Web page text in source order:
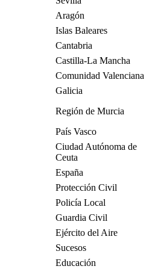
Aragón
Islas Baleares
Cantabria
Castilla-La Mancha
Comunidad Valenciana
Galicia
Región de Murcia
País Vasco
Ciudad Autónoma de
Ceuta
España
Protección Civil
Policía Local
Guardia Civil
Ejército del Aire
Sucesos
Educación